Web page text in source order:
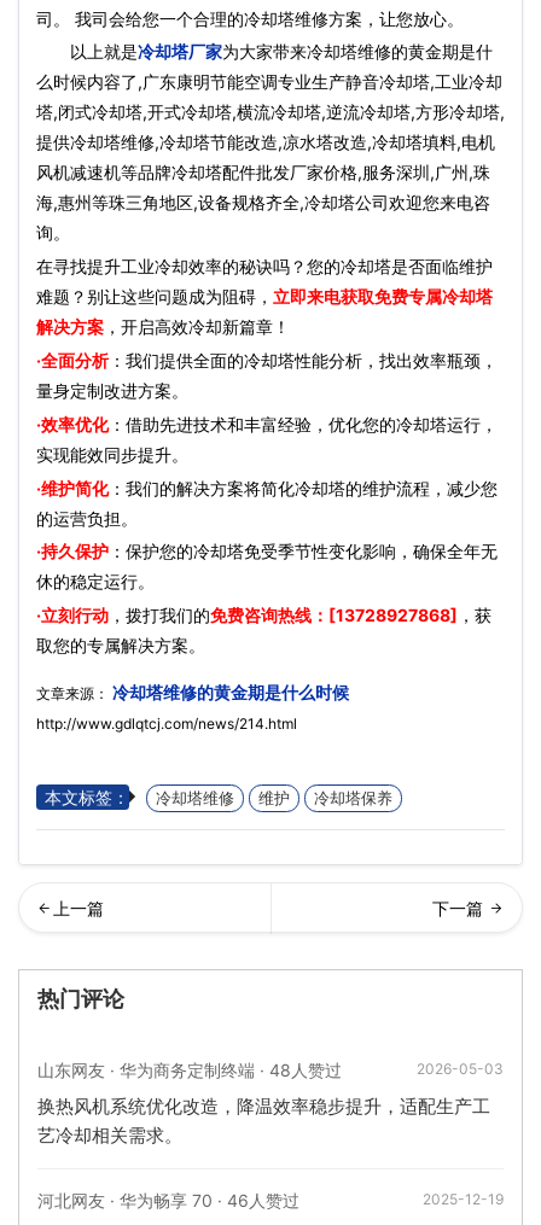
司。 我司会给您一个合理的冷却塔维修方案，让您放心。
以上就是冷却塔厂家为大家带来冷却塔维修的黄金期是什
么时候内容了,广东康明节能空调专业生产静音冷却塔,工业冷却
塔,闭式冷却塔,开式冷却塔,横流冷却塔,逆流冷却塔,方形冷却塔,
提供冷却塔维修,冷却塔节能改造,凉水塔改造,冷却塔填料,电机
风机减速机等品牌冷却塔配件批发厂家价格,服务深圳,广州,珠
海,惠州等珠三角地区,设备规格齐全,冷却塔公司欢迎您来电咨
询。
在寻找提升工业冷却效率的秘诀吗？您的冷却塔是否面临维护
难题？别让这些问题成为阻碍， 立即来电获取免费专属冷却塔
解决方案 ，开启高效冷却新篇章！
·全面分析：我们提供全面的冷却塔性能分析，找出效率瓶颈，
量身定制改进方案。
·效率优化：借助先进技术和丰富经验，优化您的冷却塔运行，
实现能效同步提升。
·维护简化：我们的解决方案将简化冷却塔的维护流程，减少您
的运营负担。
·持久保护 ：保护您的冷却塔免受季节性变化影响，确保全年无
休的稳定运行。
·立刻行动 ，拨打我们的免费咨询热线：[13728927868] ，获
取您的专属解决方案。
文章来源： 冷却塔维修的黄金期是什么时候
http://www.gdlqtcj.com/news/214.html
本文标签： 冷却塔维修 维护 冷却塔保养
热门评论
山东网友 · 华为商务定制终端 · 48人赞过 2026-05-03
换热风机系统优化改造，降温效率稳步提升，适配生产工
艺冷却相关需求。
河北网友 · 华为畅享 70 · 46人赞过 2025-12-19